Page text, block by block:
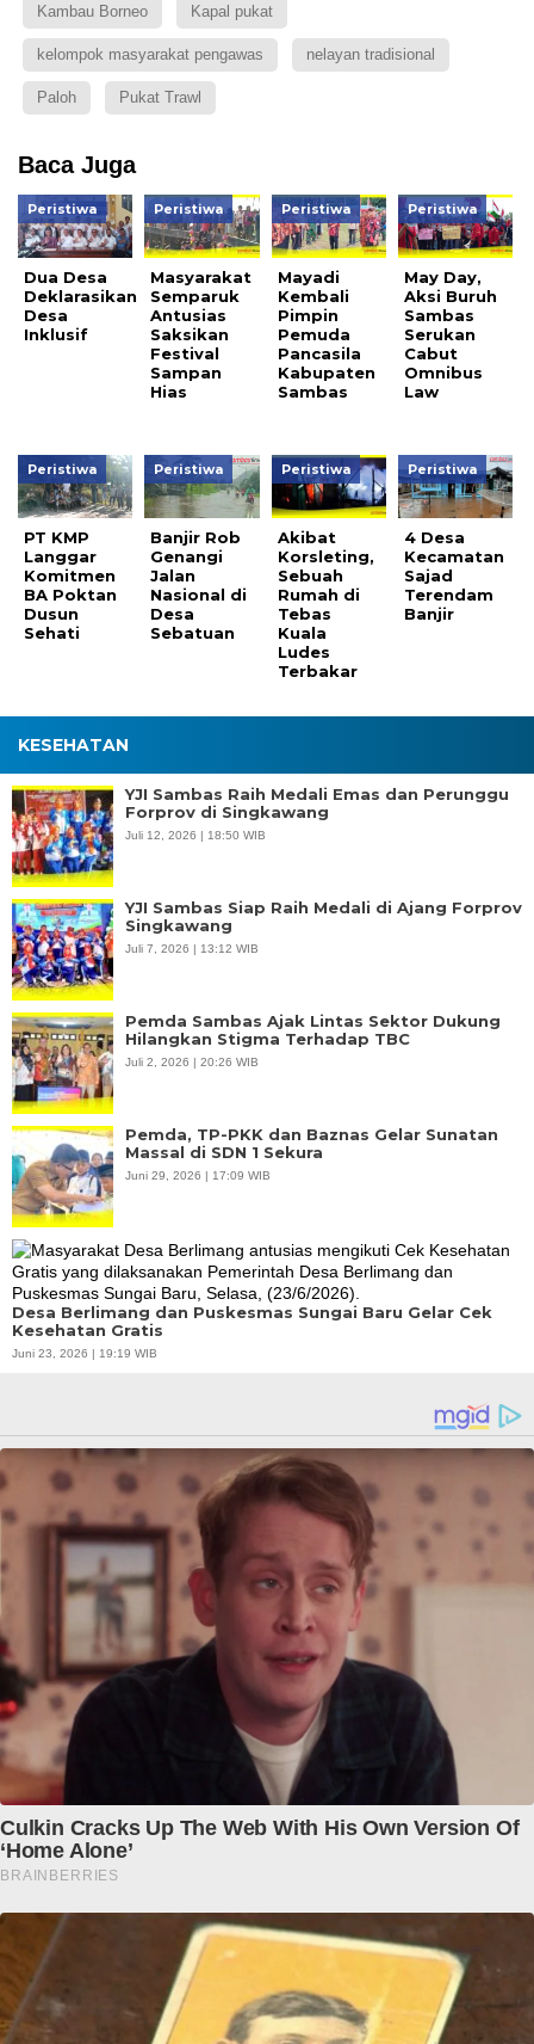
Kambau Borneo Kapal pukat
kelompok masyarakat pengawas nelayan tradisional
Paloh Pukat Trawl
Baca Juga
Peristiwa
Dua Desa
Deklarasikan
Desa
Inklusif
Peristiwa
Masyarakat
Semparuk
Antusias
Saksikan
Festival
Sampan
Hias
Peristiwa
Mayadi
Kembali
Pimpin
Pemuda
Pancasila
Kabupaten
Sambas
Peristiwa
May Day,
Aksi Buruh
Sambas
Serukan
Cabut
Omnibus
Law
Peristiwa
PT KMP
Langgar
Komitmen
BA Poktan
Dusun
Sehati
Peristiwa
Banjir Rob
Genangi
Jalan
Nasional di
Desa
Sebatuan
Peristiwa
Akibat
Korsleting,
Sebuah
Rumah di
Tebas
Kuala
Ludes
Terbakar
Peristiwa
4 Desa
Kecamatan
Sajad
Terendam
Banjir
KESEHATAN
YJI Sambas Raih Medali Emas dan Perunggu
Forprov di Singkawang
Juli 12, 2026 | 18:50 WIB
YJI Sambas Siap Raih Medali di Ajang Forprov
Singkawang
Juli 7, 2026 | 13:12 WIB
Pemda Sambas Ajak Lintas Sektor Dukung
Hilangkan Stigma Terhadap TBC
Juli 2, 2026 | 20:26 WIB
Pemda, TP-PKK dan Baznas Gelar Sunatan
Massal di SDN 1 Sekura
Juni 29, 2026 | 17:09 WIB
Desa Berlimang dan Puskesmas Sungai Baru Gelar Cek
Kesehatan Gratis
Juni 23, 2026 | 19:19 WIB